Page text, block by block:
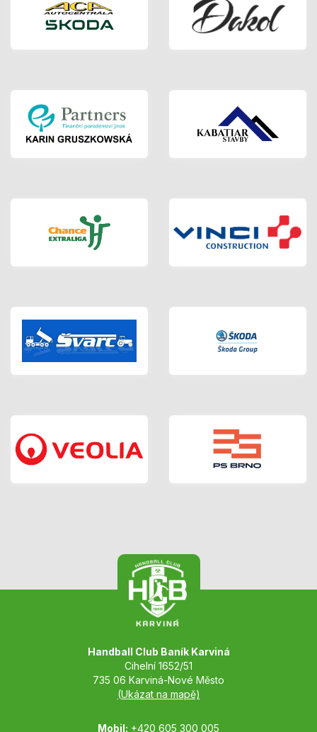
Handball Club Baník Karviná
Cihelní 1652/51
735 06 Karviná-Nové Město
(Ukázat na mapě)
Mobil: +420 605 300 005